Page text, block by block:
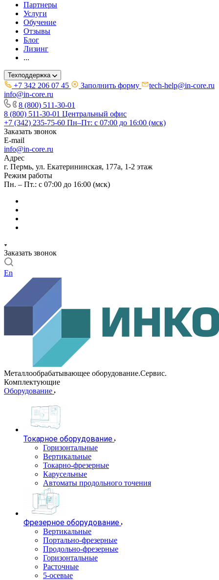
Партнеры
Услуги
Обучение
Отзывы
Блог
Лизинг
...
Техподдержка
+7 342 206 07 45 Заполнить форму
tech-help@in-core.ru
info@in-core.ru
8 (800) 511-30-01
8 (800) 511-30-01 Центральный офис
+7 (342) 235-75-60 Пн–Пт: с 07:00 до 16:00 (мск)
Заказать звонок
E-mail
info@in-core.ru
Адрес
г. Пермь, ул. ​Екатерининская, 177а, ​1-2 этаж
Режим работы
Пн. – Пт.: с 07:00 до 16:00 (мск)
Заказать звонок
En
Металлообрабатывающее оборудование.Сервис.
Комплектующие
Оборудование
Токарное оборудование
Горизонтальные
Вертикальные
Токарно-фрезерные
Карусельные
Автоматы продольного точения
Фрезерное оборудование
Вертикальные
Портально-фрезерные
Продольно-фрезерные
Горизонтальные
Расточные
5-осевые